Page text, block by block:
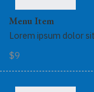
Menu Item
Lorem ipsum dolor
$9